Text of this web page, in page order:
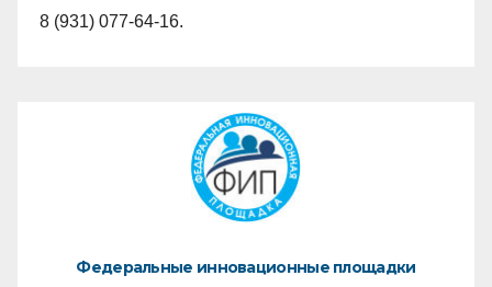
8 (931) 077-64-16.
Федеральные инновационные площадки